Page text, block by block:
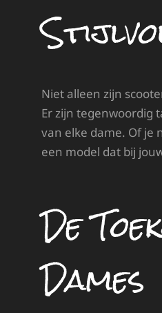
Niet alleen zijn
Er zijn tegenwoordig
van elke dame. Of je
een model dat bij
De
Dames